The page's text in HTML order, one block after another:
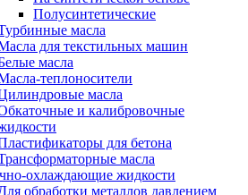
Полусинтетические
масла
для текстильных машин
масла
теплоносители
масла
и калибровочные
для бетона
масла
охлаждающие жидкости
обработки металлов давлением